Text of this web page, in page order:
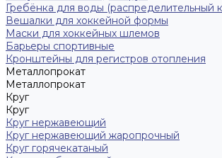
Гребёнка для воды (распределительный
Вешалки для хоккейной формы
Маски для хоккейных шлемов
Барьеры спортивные
Кронштейны для регистров отопления
Металлопрокат
Металлопрокат
Круг
Круг
Круг нержавеющий
Круг нержавеющий жаропрочный
Круг горячекатаный